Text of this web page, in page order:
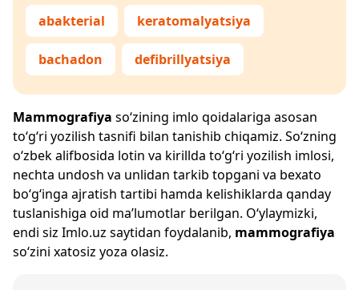
abakterial keratomalyatsiya
bachadon defibrillyatsiya
Mammografiya so‘zining imlo qoidalariga asosan
to‘g‘ri yozilish tasnifi bilan tanishib chiqamiz. So‘zning
o‘zbek alifbosida lotin va kirillda to‘g‘ri yozilish imlosi,
nechta undosh va unlidan tarkib topgani va bexato
bo‘g‘inga ajratish tartibi hamda kelishiklarda qanday
tuslanishiga oid ma’lumotlar berilgan. O‘ylaymizki,
endi siz Imlo.uz saytidan foydalanib, mammografiya
so‘zini xatosiz yoza olasiz.